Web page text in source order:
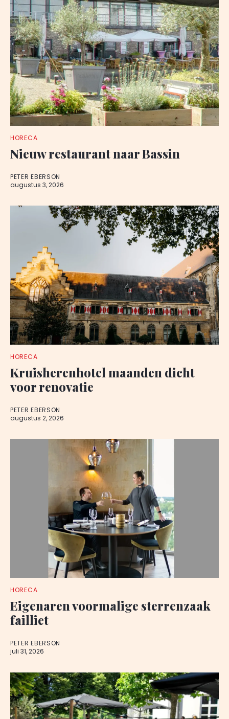
HORECA
Nieuw restaurant naar Bassin
PETER EBERSON
augustus 3, 2026
HORECA
Kruisherenhotel maanden dicht
voor renovatie
PETER EBERSON
augustus 2, 2026
HORECA
Eigenaren voormalige sterrenzaak
failliet
PETER EBERSON
juli 31, 2026